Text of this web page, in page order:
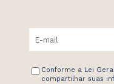
Conforme a Lei
compartilhar suas